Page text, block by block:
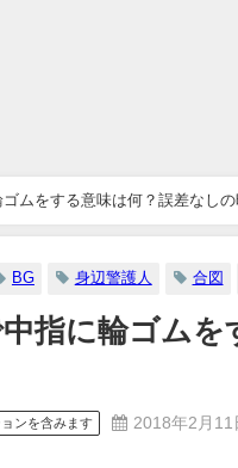
ムをする意味は何？誤差なし
BG 身辺警護人 合図
指に輪ゴム
ンを含みます 2018年2月11